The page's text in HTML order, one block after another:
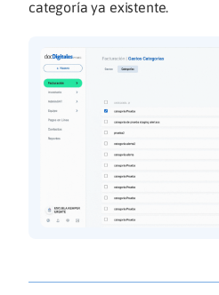
categoría ya existente.